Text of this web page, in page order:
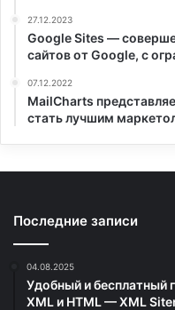
27.12.2023
Google Sites —
сайтов от Google, с
07.12.2022
MailCharts
стать лучшим
Последние записи
04.08.2025
Удобный и бесплатный
XML и HTML — XML